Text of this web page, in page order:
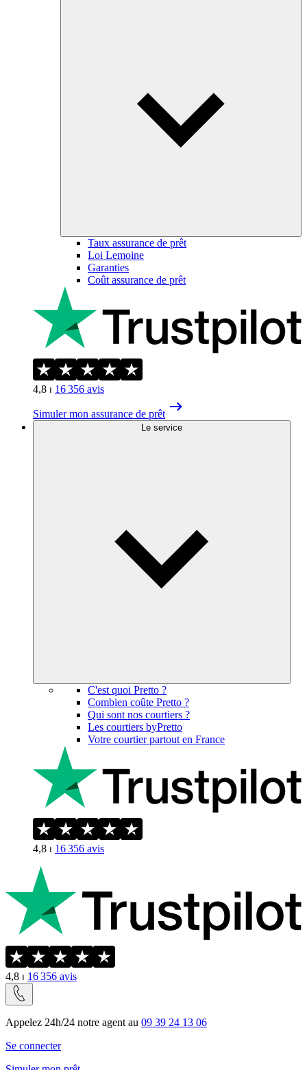
Taux assurance de prêt
Loi Lemoine
Garanties
Coût assurance de prêt
4,8 ⏐ 16 356 avis
Simuler mon assurance de prêt
Le service
C'est quoi Pretto ?
Combien coûte Pretto ?
Qui sont nos courtiers ?
Les courtiers byPretto
Votre courtier partout en France
4,8 ⏐ 16 356 avis
4,8 ⏐ 16 356 avis
Appelez 24h/24 notre agent au 09 39 24 13 06
Se connecter